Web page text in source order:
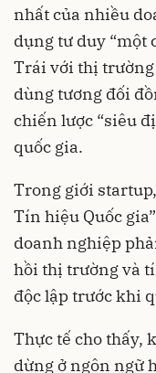
nhất của nhiều
dụng tư duy “một
Trái với thị
dùng tương đối
chiến lược “siêu
quốc gia.
Trong giới
Tín hiệu Quốc
doanh nghiệp
hồi thị trường và
độc lập trước khi
Thực tế cho thấy,
dừng ở ngôn ngữ